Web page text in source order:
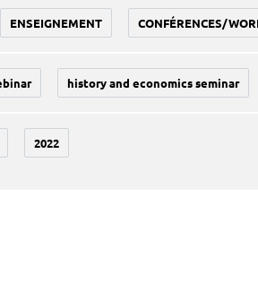
ENSEIGNEMENT CONFÉRENCES/
history and economics seminar
2022